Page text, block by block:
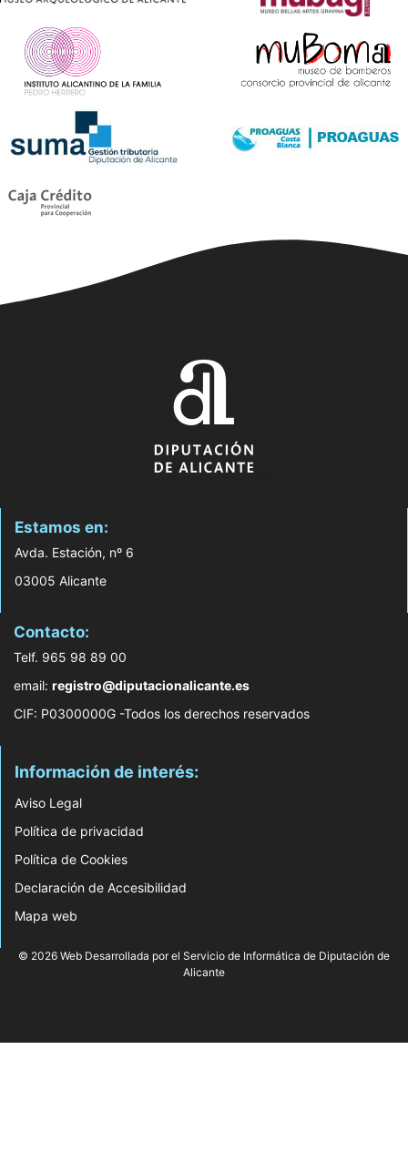
Estamos en:
Avda. Estación, nº 6
03005 Alicante
Contacto:
Telf. 965 98 89 00
email: registro@diputacionalicante.es
CIF: P0300000G -Todos los derechos reservados
Información de interés:
Aviso Legal
Política de privacidad
Política de Cookies
Declaración de Accesibilidad
Mapa web
© 2026 Web Desarrollada por el Servicio de Informática de Diputación de
Alicante